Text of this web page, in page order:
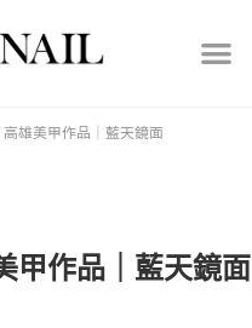
高雄美甲作品｜藍天鏡面
甲作品｜藍天鏡面